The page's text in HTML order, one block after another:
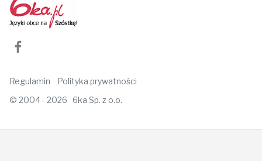
Regulamin
Polityka prywatności
© 2004 - 2026 6ka Sp. z o.o.